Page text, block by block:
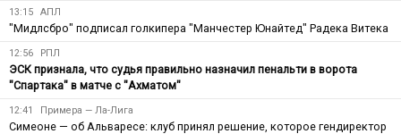
13:15 АПЛ
"Мидлсбро" подписал голкипера "Манчестер Юнайтед" Радека Витека
12:56 РПЛ
ЭСК признала, что судья правильно назначил пенальти в ворота
"Спартака" в матче с "Ахматом"
12:41 Примера — Ла-Лига
Симеоне — об Альваресе: клуб принял решение, которое гендиректор